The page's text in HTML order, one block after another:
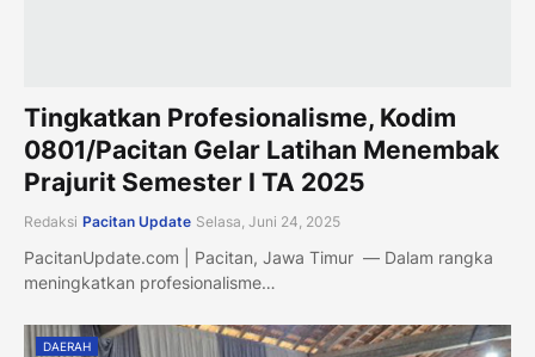
Tingkatkan Profesionalisme, Kodim
0801/Pacitan Gelar Latihan Menembak
Prajurit Semester I TA 2025
Redaksi Pacitan Update Selasa, Juni 24, 2025
PacitanUpdate.com | Pacitan, Jawa Timur — Dalam rangka
meningkatkan profesionalisme…
DAERAH